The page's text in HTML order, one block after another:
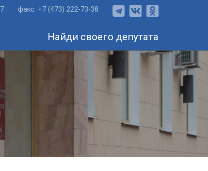
факс: +7 (473) 222-73-38
Найди своего депутата